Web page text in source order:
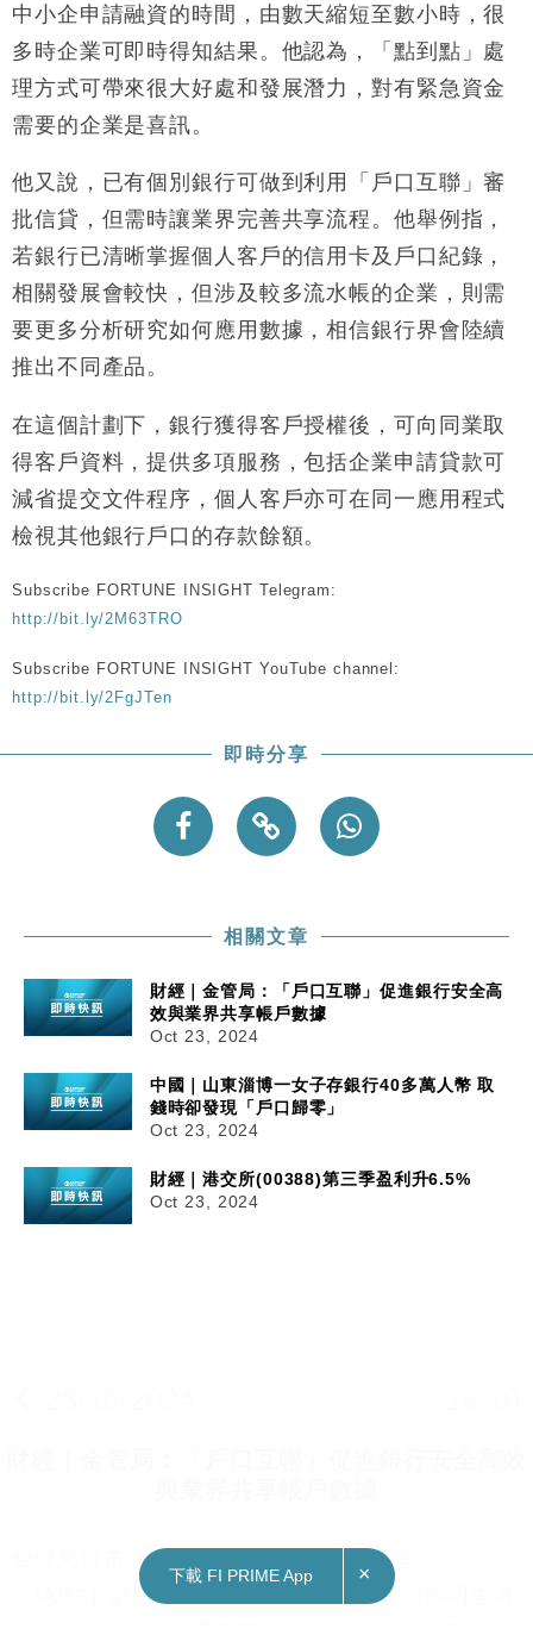
12:30
財經｜香港7月PMI回落至51 企業擴張放慢兼縮減人
手
11:40
財經｜黑石傳再籌逾360億美元 支援Anthropic租用
Google晶片
10:57
財經｜美商務部擬擴大金屬關稅範圍 14類產品或加徵
18:15
本地｜新世界K11 9月升級會員制度 增鉑金卡級別鎖
定高消費客群
17:40
財經｜本港6月零售額連升14個月 珠寶鐘錶銷售升勢
最強
16:33
財經｜滙控重啟最多10億美元回購 派息比率目標維持
50%
中小企申請融資的時間，由數天縮短至數小時，很
多時企業可即時得知結果。他認為，「點到點」處
理方式可帶來很大好處和發展潛力，對有緊急資金
需要的企業是喜訊。
他又說，已有個別銀行可做到利用「戶口互聯」審
批信貸，但需時讓業界完善共享流程。他舉例指，
若銀行已清晰掌握個人客戶的信用卡及戶口紀錄，
相關發展會較快，但涉及較多流水帳的企業，則需
要更多分析研究如何應用數據，相信銀行界會陸續
推出不同產品。
在這個計劃下，銀行獲得客戶授權後，可向同業取
得客戶資料，提供多項服務，包括企業申請貸款可
減省提交文件程序，個人客戶亦可在同一應用程式
檢視其他銀行戶口的存款餘額。
Subscribe FORTUNE INSIGHT Telegram:
http://bit.ly/2M63TRO
Subscribe FORTUNE INSIGHT YouTube channel:
http://bit.ly/2FgJTen
即時分享
相關文章
財經｜金管局：「戶口互聯」促進銀行安全高
效與業界共享帳戶數據
Oct 23, 2024
中國｜山東淄博一女子存銀行40多萬人幣 取
錢時卻發現「戶口歸零」
Oct 23, 2024
財經｜港交所(00388)第三季盈利升6.5%
Oct 23, 2024
金管局宣布，將「銀行同業帳戶數據共享」
（IADS）計劃，命名為「戶口互聯」，並聯同香港
下載 FI PRIME App ×